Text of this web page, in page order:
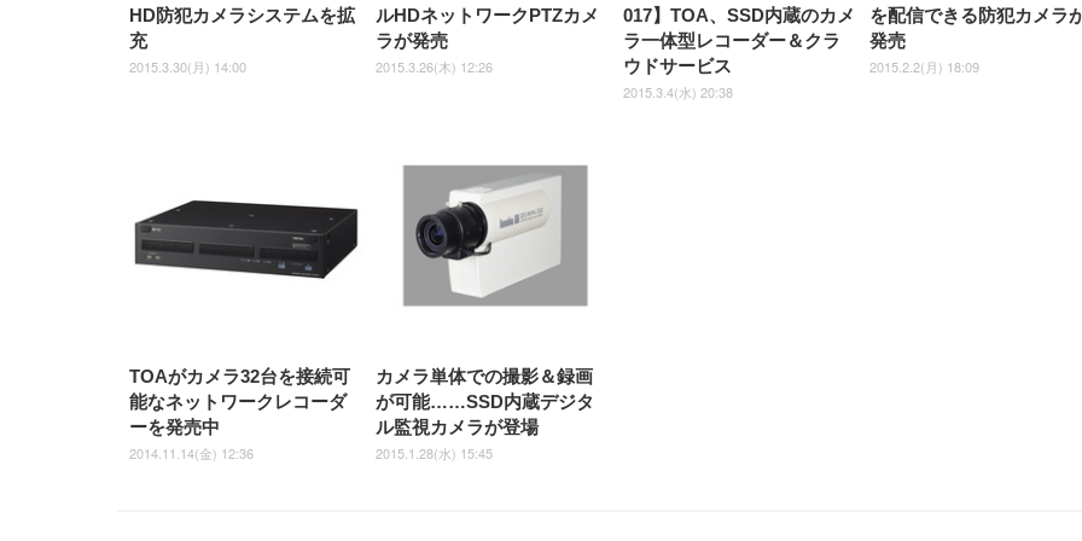
HD防犯カメラシステムを拡
充
2015.3.30(月) 14:00
ルHDネットワークPTZカメ
ラが発売
2015.3.26(木) 12:26
017】TOA、SSD内蔵のカメ
ラ一体型レコーダー＆クラ
ウドサービス
2015.3.4(水) 20:38
を配信できる防犯カメラ
発売
2015.2.2(月) 18:09
TOAがカメラ32台を接続可
能なネットワークレコーダ
ーを発売中
2014.11.14(金) 12:36
カメラ単体での撮影＆録画
が可能……SSD内蔵デジタ
ル監視カメラが登場
2015.1.28(水) 15:45